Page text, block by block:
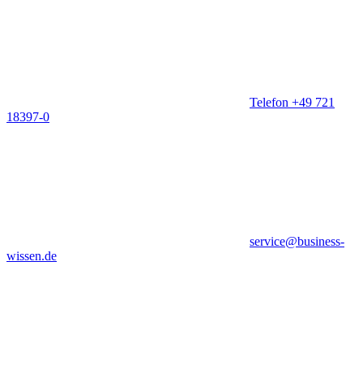
Telefon +49 721
18397-0
service@business-
wissen.de